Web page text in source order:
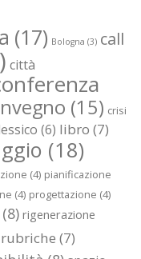
(17) Bologna (3) call
città
(15) crisi
(6) libro (7)
(18)
(4) pianificazione
(4) progettazione (4)
(8) rigenerazione
rubriche (7)